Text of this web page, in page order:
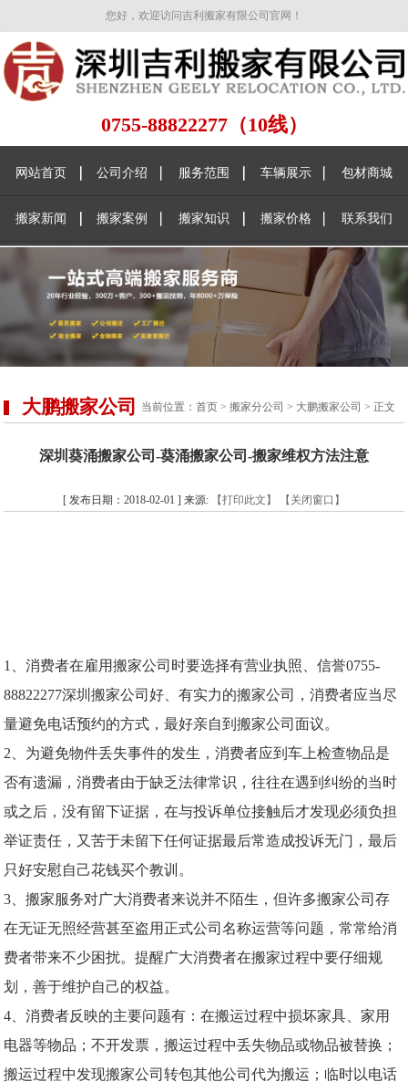
您好，欢迎访问吉利搬家有限公司官网！
0755-88822277（10线）
网站首页 公司介绍 服务范围 车辆展示 包材商城
搬家新闻 搬家案例 搬家知识 搬家价格 联系我们
大鹏搬家公司 当前位置： 首页> 搬家分公司 > 大鹏搬家公司 > 正文
深圳葵涌搬家公司-葵涌搬家公司-搬家维权方法注意
[ 发布日期：2018-02-01 ] 来源: 【打印此文】 【关闭窗口】
1、消费者在雇用搬家公司时要选择有营业执照、信誉0755-
88822277深圳搬家公司好、有实力的搬家公司，消费者应当尽
量避免电话预约的方式，最好亲自到搬家公司面议。
2、为避免物件丢失事件的发生，消费者应到车上检查物品是
否有遗漏，消费者由于缺乏法律常识，往往在遇到纠纷的当时
或之后，没有留下证据，在与投诉单位接触后才发现必须负担
举证责任，又苦于未留下任何证据最后常造成投诉无门，最后
只好安慰自己花钱买个教训。
3、搬家服务对广大消费者来说并不陌生，但许多搬家公司存
在无证无照经营甚至盗用正式公司名称运营等问题，常常给消
费者带来不少困扰。提醒广大消费者在搬家过程中要仔细规
划，善于维护自己的权益。
4、消费者反映的主要问题有：在搬运过程中损坏家具、家用
电器等物品；不开发票，搬运过程中丢失物品或物品被替换；
搬运过程中发现搬家公司转包其他公司代为搬运；临时以电话